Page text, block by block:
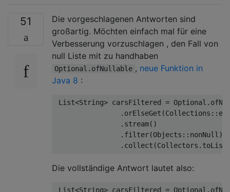
51
Die vorgeschlagenen Antworten sind
großartig. Möchten einfach mal für eine
Verbesserung vorzuschlagen , den Fall von
null Liste mit zu handhaben
Optional.ofNullable , neue Funktion in
Java 8 :
List<String> carsFiltered = Optional .
. orElseGet (Collections ::
. stream()
. filter(Objects :: nonNull )
. collect (Collectors . toList
Die vollständige Antwort lautet also:
List<String> carsFiltered = Optional .